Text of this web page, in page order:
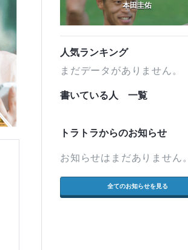
本田圭佑
人気ランキング
まだデータがありません。
書いている人 一覧
トラトラからのお知らせ
お知らせはまだありません。
全てのお知らせを見る